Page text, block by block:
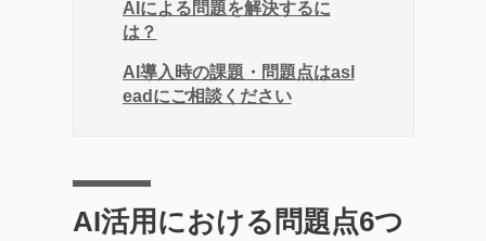
AIによる問題を解決するに
は？
AI導入時の課題・問題点はasl
eadにご相談ください
AI活用における問題点6つ